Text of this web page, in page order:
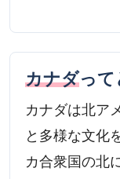
カナダって
カナダは北ア
と多様な文化
カ合衆国の北